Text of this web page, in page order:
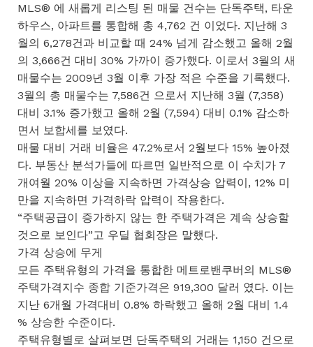
MLS® 에 새롭게 리스팅 된 매물 건수는 단독주택, 타운
하우스, 아파트를 통합해 총 4,762 건 이었다. 지난해 3
월의 6,278건과 비교할 때 24% 넘게 감소했고 올해 2월
의 3,666건 대비 30% 가까이 증가했다. 이로서 3월의 새
매물수는 2009년 3월 이후 가장 적은 수준을 기록했다.
3월의 총 매물수는 7,586건 으로서 지난해 3월 (7,358)
대비 3.1% 증가했고 올해 2월 (7,594) 대비 0.1% 감소하
면서 보합세를 보였다.
매물 대비 거래 비율은 47.2%로서 2월보다 15% 높아졌
다. 부동산 분석가들에 따르면 일반적으로 이 수치가 7
개여월 20% 이상을 지속하면 가격상승 압력이, 12% 미
만을 지속하면 가격하락 압력이 작용한다.
“주택공급이 증가하지 않는 한 주택가격은 계속 상승할
것으로 보인다”고 우딜 협회장은 말했다.
가격 상승에 무게
모든 주택유형의 가격을 통합한 메트로밴쿠버의 MLS®
주택가격지수 종합 기준가격은 919,300 달러 였다. 이는
지난 6개월 가격대비 0.8% 하락했고 올해 2월 대비 1.4
% 상승한 수준이다.
주택유형별로 살펴보면 단독주택의 거래는 1,150 건으로